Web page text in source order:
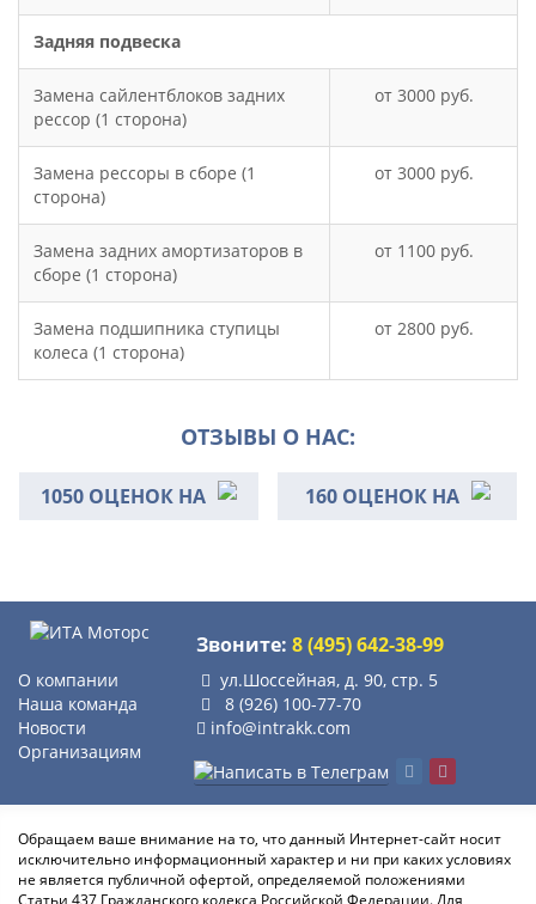
Задняя подвеска
Замена сайлентблоков задних
рессор (1 сторона)
3000
Замена рессоры в сборе (1
сторона)
3000
Замена задних амортизаторов в
сборе (1 сторона)
1100
Замена подшипника ступицы
колеса (1 сторона)
2800
ОТЗЫВЫ О НАС:
1050 ОЦЕНОК НА 160 ОЦЕНОК НА
Звоните:8 (495) 642-38-99
О компании
Наша команда
Новости
Организациям
ул.Шоссейная, д. 90, стр. 5
8 (926) 100-77-70
info@intrakk.com
Обращаем ваше внимание на то, что данный Интернет-сайт носит
исключительно информационный характер и ни при каких условиях
не является публичной офертой, определяемой положениями
Статьи 437 Гражданского кодекса Российской Федерации. Для